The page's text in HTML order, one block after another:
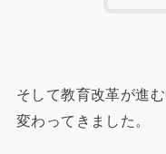
そして教育改革が進
変わってきました。